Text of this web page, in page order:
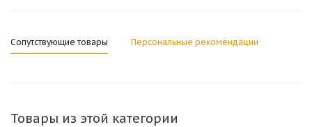
Сопутствующие товары Персональные рекомендации
Товары из этой категории